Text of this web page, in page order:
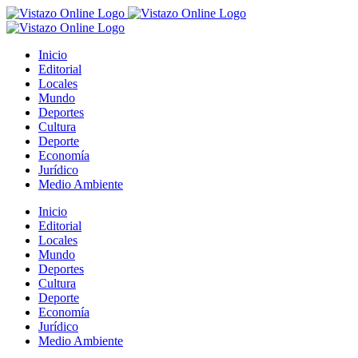
Saltar
al
Inicio
Editorial
Locales
Mundo
Deportes
Cultura
Deporte
Economía
Jurídico
Medio Ambiente
Inicio
Editorial
Locales
Mundo
Deportes
Cultura
Deporte
Economía
Jurídico
Medio Ambiente